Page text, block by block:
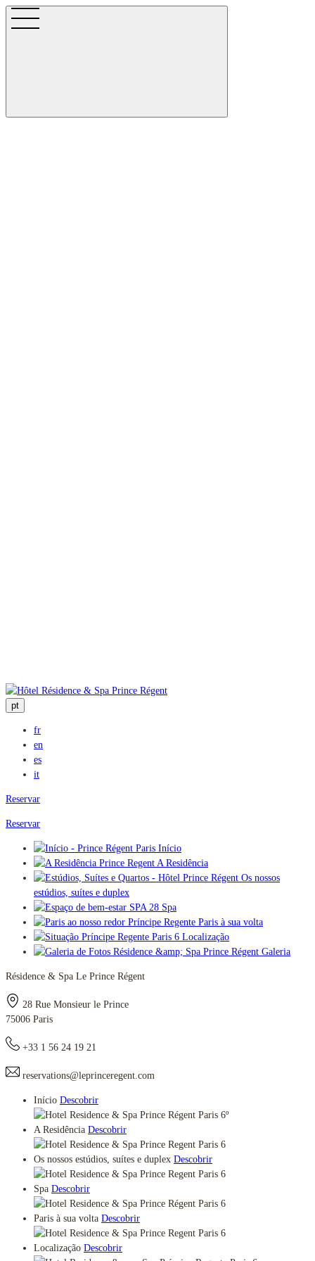
pt
fr
en
es
it
Reservar
Reservar
Início
A Residência
Os nossos
estúdios, suítes e duplex
Spa
Paris à sua volta
Localização
Galeria
Résidence & Spa Le Prince Régent
28 Rue Monsieur le Prince
75006 Paris
+33 1 56 24 19 21
reservations@leprinceregent.com
Início Descobrir
A Residência Descobrir
Os nossos estúdios, suítes e duplex Descobrir
Spa Descobrir
Paris à sua volta Descobrir
Localização Descobrir